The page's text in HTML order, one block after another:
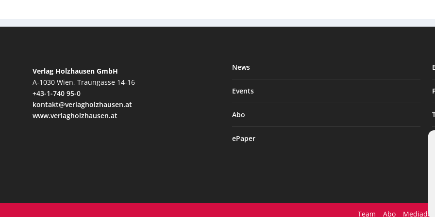
Verlag Holzhausen GmbH
A-1030 Wien, Traungasse 14-16
+43-1-740 95-0
kontakt@verlagholzhausen.at
www.verlagholzhausen.at
News
Events
Abo
ePaper
Team Abo